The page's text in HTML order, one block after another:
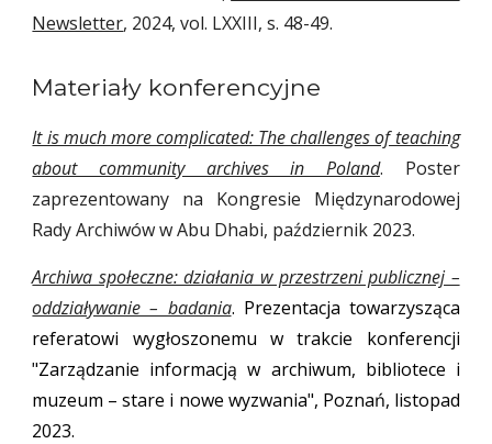
Newsletter, 2024, vol. LXXIII, s. 48-49.
Materiały konferencyjne
It is much more complicated: The challenges of teaching
about community archives in Poland. Poster
zaprezentowany na Kongresie Międzynarodowej
Rady Archiwów w Abu Dhabi, październik 2023.
Archiwa społeczne: działania w przestrzeni publicznej –
oddziaływanie – badania. Prezentacja towarzysząca
referatowi wygłoszonemu w trakcie konferencji
"Zarządzanie informacją w archiwum, bibliotece i
muzeum – stare i nowe wyzwania", Poznań, listopad
2023.